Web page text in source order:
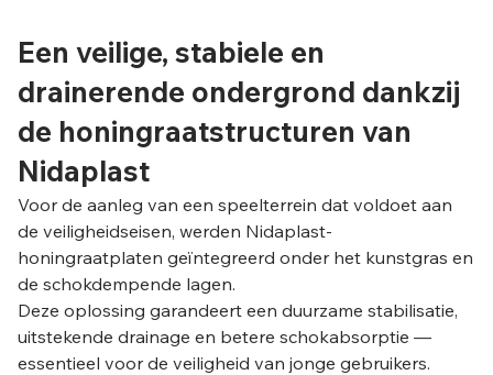
Een veilige, stabiele en
drainerende ondergrond dankzij
de honingraatstructuren van
Nidaplast
Voor de aanleg van een speelterrein dat voldoet aan
de veiligheidseisen, werden Nidaplast-
honingraatplaten geïntegreerd onder het kunstgras en
de schokdempende lagen.
Deze oplossing garandeert een duurzame stabilisatie,
uitstekende drainage en betere schokabsorptie —
essentieel voor de veiligheid van jonge gebruikers.